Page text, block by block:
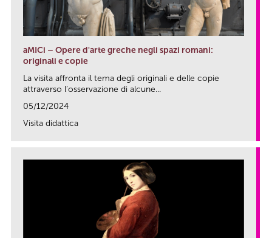
aMICi – Opere d'arte greche negli spazi romani:
originali e copie
La visita affronta il tema degli originali e delle copie
attraverso l’osservazione di alcune...
05/12/2024
Visita didattica